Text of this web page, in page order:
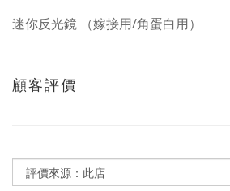
迷你反光鏡 （嫁接用/角蛋白用）
顧客評價